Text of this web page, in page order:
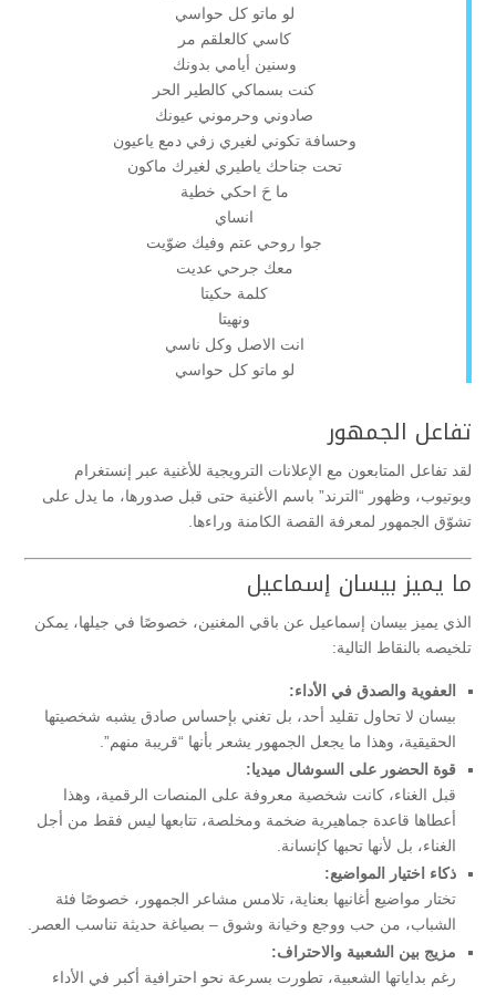
لو ماتو كل حواسي
كاسي كالعلقم مر
وسنين أيامي بدونك
كنت بسماكي كالطير الحر
صادوني وحرموني عيونك
وحسافة تكوني لغيري زفي دمع ياعيون
تحت جناحك ياطيري لغيرك ماكون
ما حَ احكي خطية
انساي
جوا روحي عتم وفيك ضوّيت
معك جرحي عديت
كلمة حكيتا
ونهيتا
انت الاصل وكل ناسي
لو ماتو كل حواسي
تفاعل الجمهور
لقد تفاعل المتابعون مع الإعلانات الترويجية للأغنية عبر إنستغرام
ويوتيوب، وظهور “الترند” باسم الأغنية حتى قبل صدورها، ما يدل على
تشوّق الجمهور لمعرفة القصة الكامنة وراءها.
ما يميز بيسان إسماعيل
الذي يميز بيسان إسماعيل عن باقي المغنين، خصوصًا في جيلها، يمكن
تلخيصه بالنقاط التالية:
العفوية والصدق في الأداء:
بيسان لا تحاول تقليد أحد، بل تغني بإحساس صادق يشبه شخصيتها
الحقيقية، وهذا ما يجعل الجمهور يشعر بأنها “قريبة منهم”.
قوة الحضور على السوشال ميديا:
قبل الغناء، كانت شخصية معروفة على المنصات الرقمية، وهذا
أعطاها قاعدة جماهيرية ضخمة ومخلصة، تتابعها ليس فقط من أجل
الغناء، بل لأنها تحبها كإنسانة.
ذكاء اختيار المواضيع:
تختار مواضيع أغانيها بعناية، تلامس مشاعر الجمهور، خصوصًا فئة
الشباب، من حب ووجع وخيانة وشوق – بصياغة حديثة تناسب العصر.
مزيج بين الشعبية والاحتراف:
رغم بداياتها الشعبية، تطورت بسرعة نحو احترافية أكبر في الأداء